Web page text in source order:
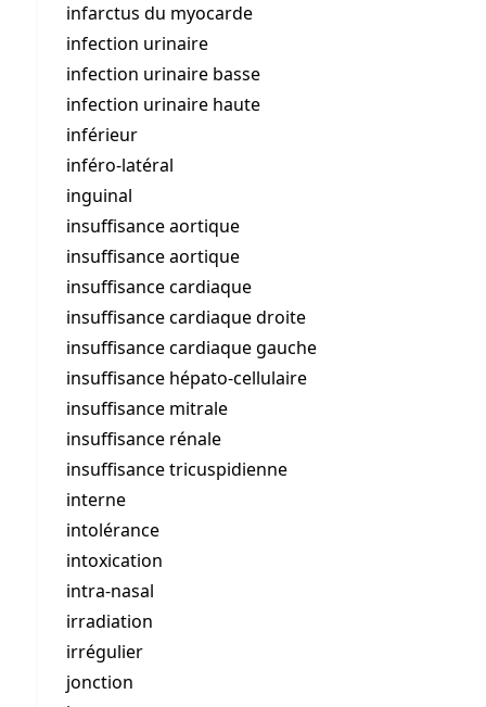
infarctus du myocarde
infection urinaire
infection urinaire basse
infection urinaire haute
inférieur
inféro-latéral
inguinal
insuffisance aortique
insuffisance aortique
insuffisance cardiaque
insuffisance cardiaque droite
insuffisance cardiaque gauche
insuffisance hépato-cellulaire
insuffisance mitrale
insuffisance rénale
insuffisance tricuspidienne
interne
intolérance
intoxication
intra-nasal
irradiation
irrégulier
jonction